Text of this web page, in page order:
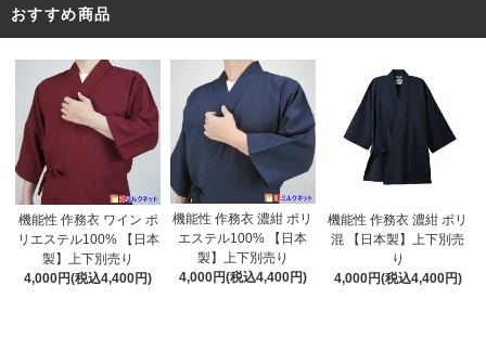
おすすめ商品
機能性 作務衣 ワイン ポ
リエステル100% 【日本
製】上下別売り
4,000円(税込4,400円)
機能性 作務衣 濃紺 ポリ
エステル100% 【日本
製】上下別売り
4,000円(税込4,400円)
機能性 作務衣 濃紺 ポリ
混 【日本製】上下別売
り
4,000円(税込4,400円)